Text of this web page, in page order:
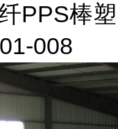
PPS棒塑
008